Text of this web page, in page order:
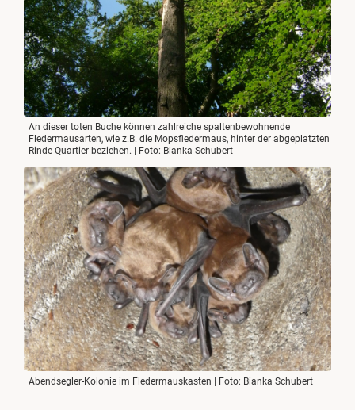
An dieser toten Buche können zahlreiche spaltenbewohnende
Fledermausarten, wie z.B. die Mopsfledermaus, hinter der abgeplatzten
Rinde Quartier beziehen. | Foto: Bianka Schubert
Abendsegler-Kolonie im Fledermauskasten | Foto: Bianka Schubert